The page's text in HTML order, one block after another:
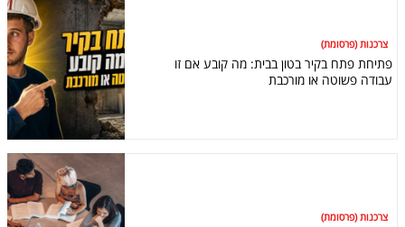
צרכנות (פרסומת)
פתיחת פתח בקיר בטון בבית: מה קובע אם זו
עבודה פשוטה או מורכבת
צרכנות (פרסומת)